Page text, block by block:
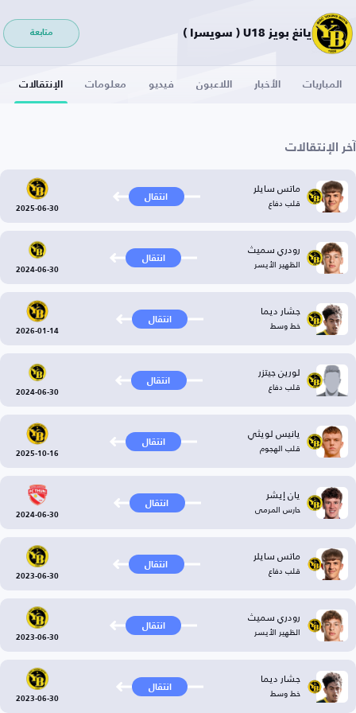
يانغ بويز U18 ( سويسرا ) متابعة
المباريات الأخبار اللاعبون فيديو معلومات الإنتقالات
آخر الإنتقالات
ماتس سايلر
قلب دفاع انتقال
2025-06-30
رودري سميث
الظهير الأيسر انتقال
2024-06-30
جشار ديما
خط وسط انتقال
2026-01-14
لورين جيتزر
قلب دفاع انتقال
2024-06-30
يانيس لويثي
قلب الهجوم انتقال
2025-10-16
يان إيشر
حارس المرمى انتقال
2024-06-30
ماتس سايلر
قلب دفاع انتقال
2023-06-30
رودري سميث
الظهير الأيسر انتقال
2023-06-30
جشار ديما
خط وسط انتقال
2023-06-30